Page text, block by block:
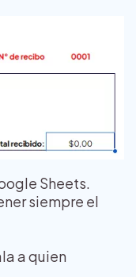
Sheets.
siempre el
a quien